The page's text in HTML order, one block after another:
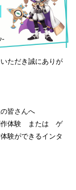
ただき誠にありが
皆さんへ
作体験 または ゲ
験ができるインタ